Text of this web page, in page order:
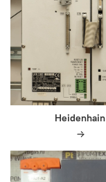
Heidenhain